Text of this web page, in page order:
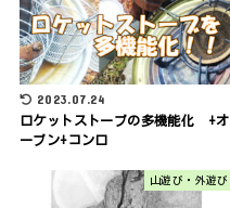
2023.07.24
ロケットストーブの多機能化 +オ
ーブン+コンロ
山遊び・外遊び